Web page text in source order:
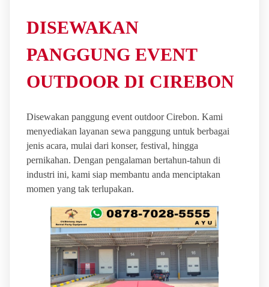
DISEWAKAN
PANGGUNG EVENT
OUTDOOR DI CIREBON
Disewakan panggung event outdoor Cirebon. Kami
menyediakan layanan sewa panggung untuk berbagai
jenis acara, mulai dari konser, festival, hingga
pernikahan. Dengan pengalaman bertahun-tahun di
industri ini, kami siap membantu anda menciptakan
momen yang tak terlupakan.